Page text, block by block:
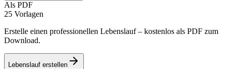
Als PDF
25 Vorlagen
Erstelle einen professionellen Lebenslauf – kostenlos als PDF zum
Download.
Lebenslauf erstellen